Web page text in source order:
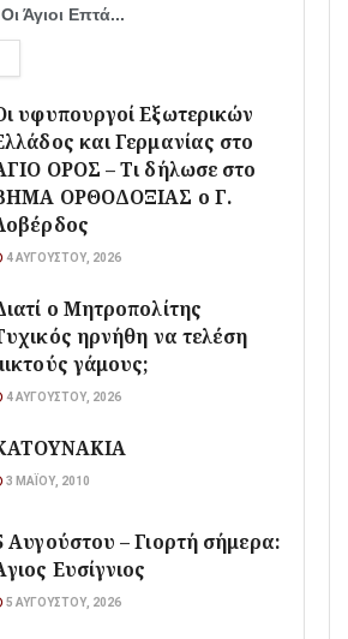
Άγιοι Επτά...
υφυπουργοί Εξωτερικών
και Γερμανίας στο
ΟΡΟΣ – Τι δήλωσε στο
ΟΡΘΟΔΟΞΙΑΣ ο Γ.
4 ΑΥΓΟΎΣΤΟΥ, 2026
ο Μητροπολίτης
ηρνήθη να τελέση
γάμους;
4 ΑΥΓΟΎΣΤΟΥ, 2026
3 ΜΑΪ́ΟΥ, 2010
Αυγούστου – Γιορτή σήμερα:
Ευσίγνιος
5 ΑΥΓΟΎΣΤΟΥ, 2026